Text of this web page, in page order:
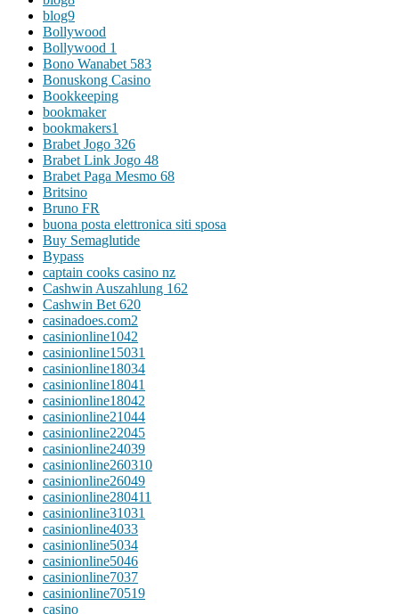
blog9
Bollywood
Bollywood 1
Bono Wanabet 583
Bonuskong Casino
Bookkeeping
bookmaker
bookmakers1
Brabet Jogo 326
Brabet Link Jogo 48
Brabet Paga Mesmo 68
Britsino
Bruno FR
buona posta elettronica siti sposa
Buy Semaglutide
Bypass
captain cooks casino nz
Cashwin Auszahlung 162
Cashwin Bet 620
casinadoes.com2
casinionline1042
casinionline15031
casinionline18034
casinionline18041
casinionline18042
casinionline21044
casinionline22045
casinionline24039
casinionline260310
casinionline26049
casinionline280411
casinionline31031
casinionline4033
casinionline5034
casinionline5046
casinionline7037
casinionline70519
casino